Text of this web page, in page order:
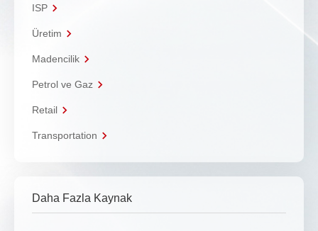
ISP
Üretim
Madencilik
Petrol ve Gaz
Retail
Transportation
Daha Fazla Kaynak